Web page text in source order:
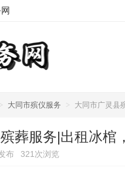
> 大同市殡仪服务 > 大同市广灵县
葬服务|出租冰棺
布 321次浏览